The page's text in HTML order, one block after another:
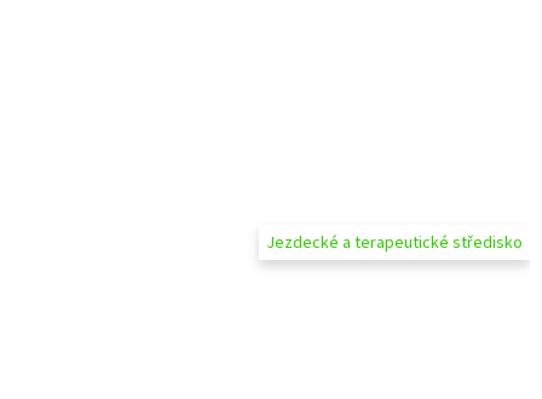
Jezdecké a terapeutické středisko